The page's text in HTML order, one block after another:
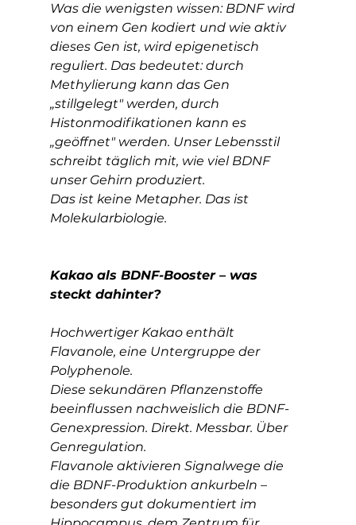
Was die wenigsten wissen: BDNF wird
von einem Gen kodiert und wie aktiv
dieses Gen ist, wird epigenetisch
reguliert. Das bedeutet: durch
Methylierung kann das Gen
„stillgelegt" werden, durch
Histonmodifikationen kann es
„geöffnet" werden. Unser Lebensstil
schreibt täglich mit, wie viel BDNF
unser Gehirn produziert.
Das ist keine Metapher. Das ist
Molekularbiologie.
Kakao als BDNF-Booster – was
steckt dahinter?
Hochwertiger Kakao enthält
Flavanole, eine Untergruppe der
Polyphenole.
Diese sekundären Pflanzenstoffe
beeinflussen nachweislich die BDNF-
Genexpression. Direkt. Messbar. Über
Genregulation.
Flavanole aktivieren Signalwege die
die BDNF-Produktion ankurbeln –
besonders gut dokumentiert im